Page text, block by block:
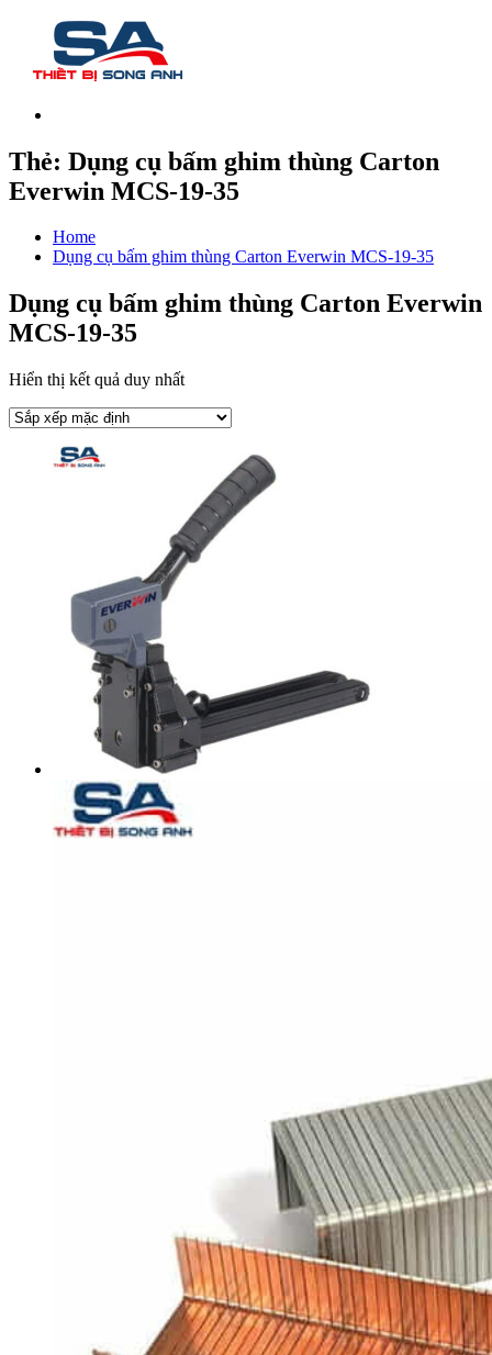
Thẻ: Dụng cụ bấm ghim thùng Carton
Everwin MCS-19-35
Home
Dụng cụ bấm ghim thùng Carton Everwin MCS-19-35
Dụng cụ bấm ghim thùng Carton Everwin
MCS-19-35
Hiển thị kết quả duy nhất